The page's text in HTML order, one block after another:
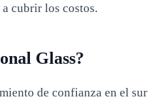
cubrir los costos.
Glass?
de confianza en el sur